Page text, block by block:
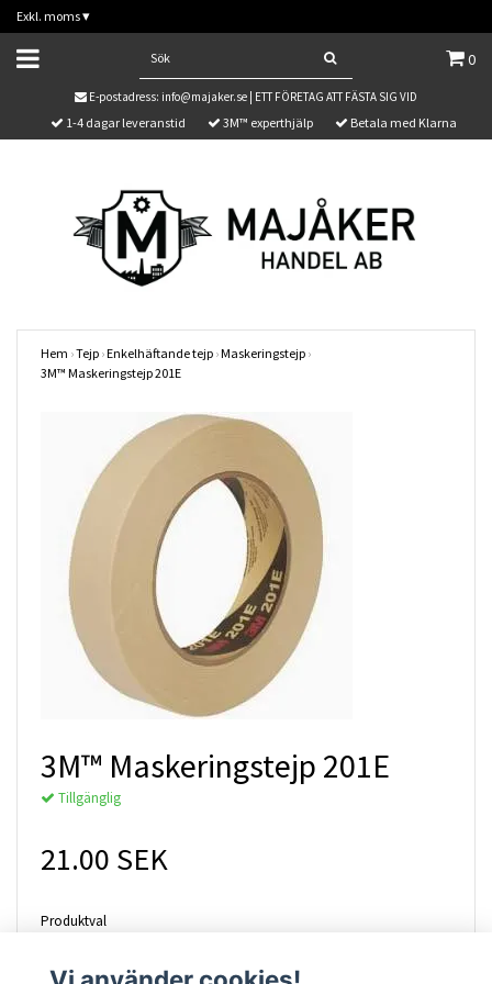
Exkl. moms▾
0
E-postadress: info@majaker.se | ETT FÖRETAG ATT FÄSTA SIG VID
1-4 dagar leveranstid 3M™ experthjälp Betala med Klarna
Hem ›Tejp ›Enkelhäftande tejp ›Maskeringstejp ›
3M™ Maskeringstejp 201E
3M™ Maskeringstejp 201E
Tillgänglig
21.00 SEK
Produktval